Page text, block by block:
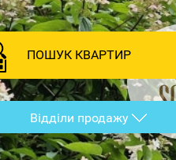
ПОШУК КВАРТИР
Відділи продажу